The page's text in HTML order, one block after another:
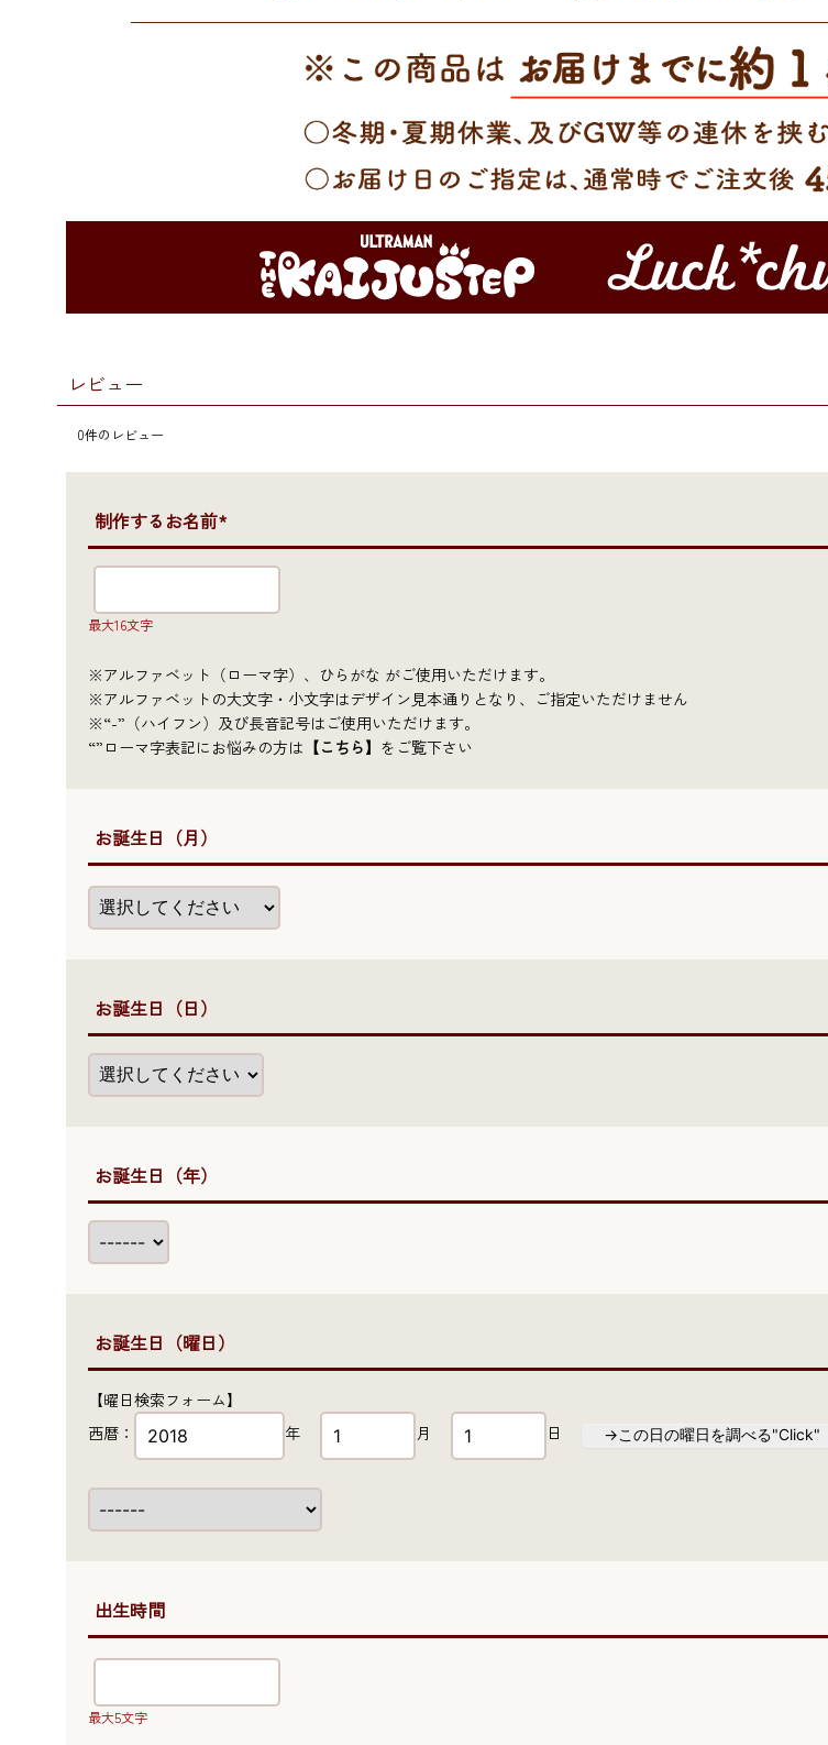
レビュー
0件のレビュー
●制作するお名前*
最大16文字
※アルファベット（ローマ字）、ひらがな がご使用いただけます。
※アルファベットの大文字・小文字はデザイン見本通りとなり、ご指定いただけません
※“-”（ハイフン）及び長音記号はご使用いただけます。
“”ローマ字表記にお悩みの方は 【こちら】 をご覧下さい
●お誕生日（月）
●お誕生日（日）
●お誕生日（年）
【曜日検索フォーム】
西暦：
年 月 日 →この日の曜日を調べる"Click"
●お誕生日（曜日）
●出生時間
最大5文字